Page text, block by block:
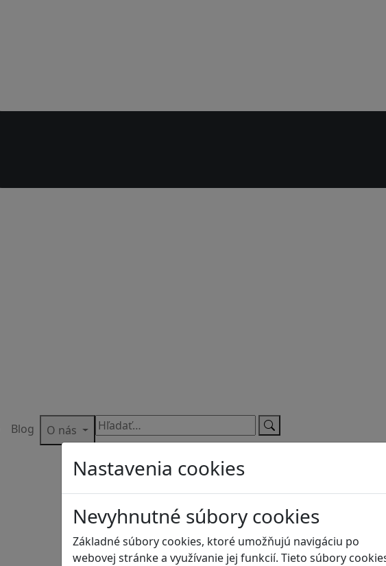
Blog O nás
Nastavenia cookies
Nevyhnutné súbory cookies
Základné súbory cookies, ktoré umožňujú navigáciu po
webovej stránke a využívanie jej funkcií. Tieto súbory
Blog